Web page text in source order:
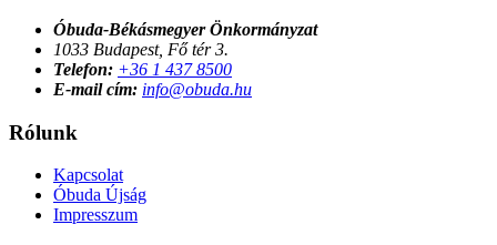
Óbuda-Békásmegyer Önkormányzat
1033 Budapest, Fő tér 3.
Telefon: +36 1 437 8500
E-mail cím: info@obuda.hu
Rólunk
Kapcsolat
Óbuda Újság
Impresszum